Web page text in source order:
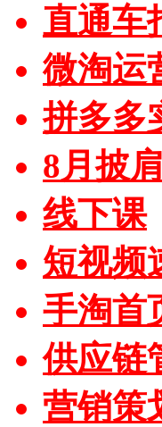
直通车
微淘运
拼多多
8月披
线下课
短视频
手淘首
供应链
营销策